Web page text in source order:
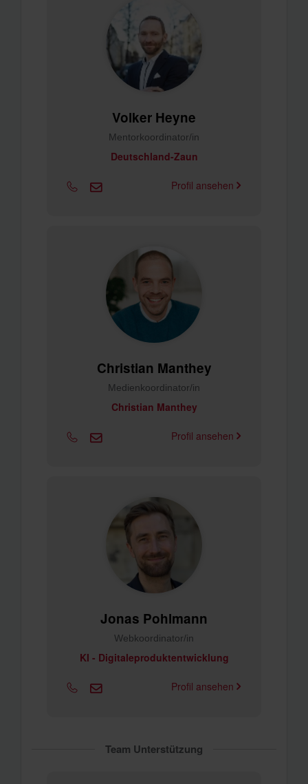
Volker Heyne
Mentorkoordinator/in
Deutschland-Zaun
Profil ansehen
Christian Manthey
Medienkoordinator/in
Christian Manthey
Profil ansehen
Jonas Pohlmann
Webkoordinator/in
KI - Digitaleproduktentwicklung
Profil ansehen
Team Unterstützung